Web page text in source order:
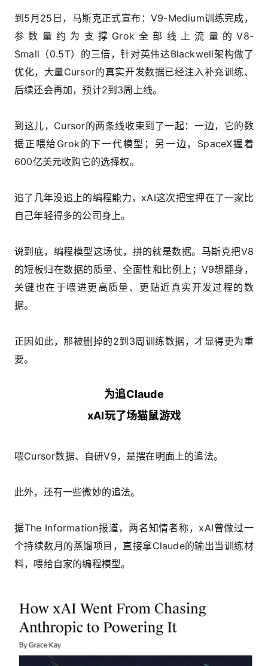
到5月25日，马斯克正式宣布：V9-Medium训练完成，
参数量约为支撑Grok全部线上流量的V8-
Small（0.5T）的三倍，针对英伟达Blackwell架构做了
优化，大量Cursor的真实开发数据已经注入补充训练、
后续还会再加，预计2到3周上线。
到这儿，Cursor的两条线收束到了一起：一边，它的数
据正喂给Grok的下一代模型；另一边，SpaceX握着
600亿美元收购它的选择权。
追了几年没追上的编程能力，xAI这次把宝押在了一家比
自己年轻得多的公司身上。
说到底，编程模型这场仗，拼的就是数据。马斯克把V8
的短板归在数据的质量、全面性和比例上；V9想翻身，
关键也在于喂进更高质量、更贴近真实开发过程的数
据。
正因如此，那被删掉的2到3周训练数据，才显得更为重
要。
为追Claude
xAI玩了场猫鼠游戏
喂Cursor数据、自研V9，是摆在明面上的追法。
此外，还有一些微妙的追法。
据The Information报道，两名知情者称，xAI曾做过一
个持续数月的蒸馏项目，直接拿Claude的输出当训练材
料，喂给自家的编程模型。